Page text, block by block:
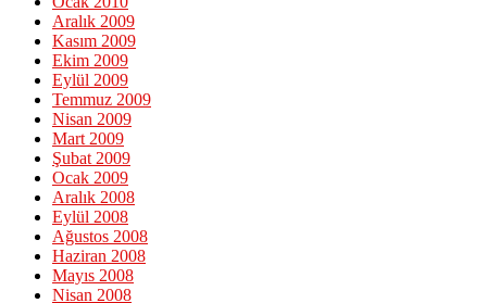
Aralık 2009
Kasım 2009
Ekim 2009
Eylül 2009
Temmuz 2009
Nisan 2009
Mart 2009
Şubat 2009
Ocak 2009
Aralık 2008
Eylül 2008
Ağustos 2008
Haziran 2008
Mayıs 2008
Nisan 2008